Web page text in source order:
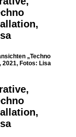
„Techno
2021, Fotos: Lisa